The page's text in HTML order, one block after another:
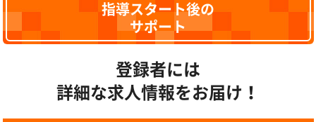
指導スタート後の
サポート
登録者には
詳細な求人情報をお届け！